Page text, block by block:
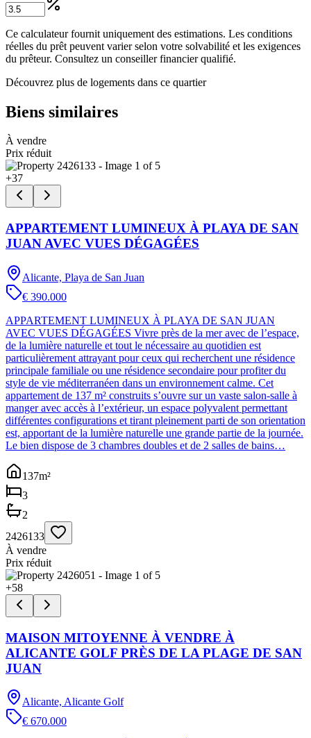
Ce calculateur fournit uniquement des estimations. Les conditions
réelles du prêt peuvent varier selon votre solvabilité et les exigences
du prêteur. Consultez un conseiller financier qualifié.
Découvrez plus de logements dans ce quartier
Biens similaires
À vendre
Prix réduit
+37
APPARTEMENT LUMINEUX À PLAYA DE SAN
JUAN AVEC VUES DÉGAGÉES
Alicante, Playa de San Juan
€ 390.000
APPARTEMENT LUMINEUX À PLAYA DE SAN JUAN
AVEC VUES DÉGAGÉES Vivre près de la mer avec de l’espace,
de la lumière naturelle et tout le nécessaire au quotidien est
particulièrement attrayant pour ceux qui recherchent une résidence
principale familiale ou une résidence secondaire pour profiter du
style de vie méditerranéen dans un environnement calme. Cet
appartement de 137 m² construits s’ouvre sur un vaste salon-salle à
manger avec accès à l’extérieur, un espace polyvalent permettant
différentes configurations et tirant pleinement parti de son orientation
est, apportant de la lumière naturelle une grande partie de la journée.
Le bien dispose de 3 chambres doubles et de 2 salles de bains…
137m²
3
2
2426133
À vendre
Prix réduit
+58
MAISON MITOYENNE À VENDRE À
ALICANTE GOLF PRÈS DE LA PLAGE DE SAN
JUAN
Alicante, Alicante Golf
€ 670.000